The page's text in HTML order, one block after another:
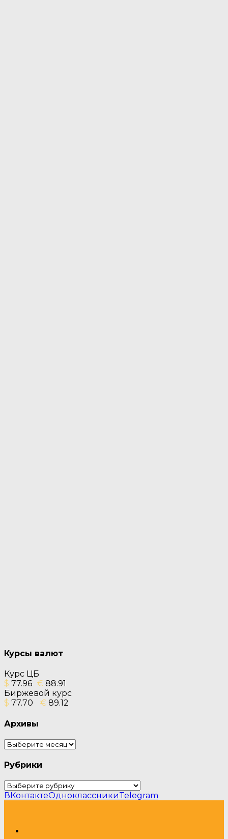
Курсы валют
Курс ЦБ
$ 77.96 € 88.91
Биржевой курс
$ 77.70 € 89.12
Архивы
Архивы
Рубрики
Рубрики
ВКонтактеОдноклассникиTelegram